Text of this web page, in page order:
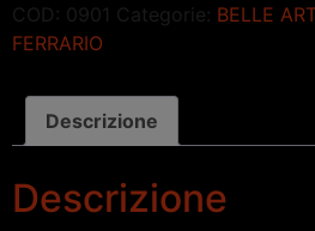
COD: 0901 Categorie: BELLE
FERRARIO
Descrizione
Descrizione